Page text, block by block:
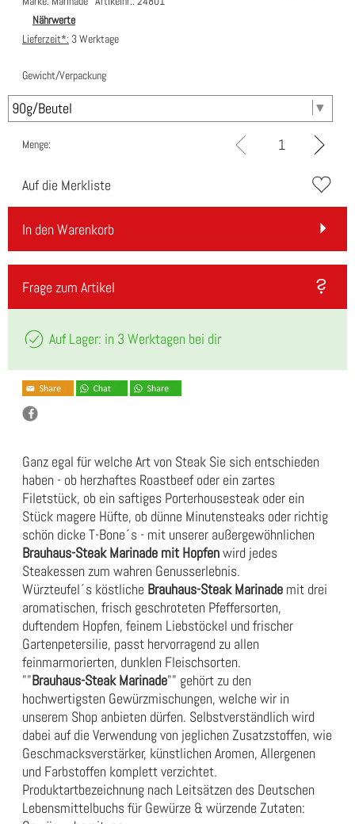
Nährwerte
Lieferzeit*: 3 Werktage
Gewicht/Verpackung
Menge:
Auf die Merkliste
In den Warenkorb
Frage zum Artikel
Auf Lager: in 3 Werktagen bei dir
Ganz egal für welche Art von Steak Sie sich entschieden
haben - ob herzhaftes Roastbeef oder ein zartes
Filetstück, ob ein saftiges Porterhousesteak oder ein
Stück magere Hüfte, ob dünne Minutensteaks oder richtig
schön dicke T-Bone´s - mit unserer außergewöhnlichen
Brauhaus-Steak Marinade mit Hopfenwird jedes
Steakessen zum wahren Genusserlebnis.
Würzteufel´s köstliche Brauhaus-Steak Marinade mit drei
aromatischen, frisch geschroteten Pfeffersorten,
duftendem Hopfen, feinem Liebstöckel und frischer
Gartenpetersilie, passt hervorragend zu allen
feinmarmorierten, dunklen Fleischsorten.
""Brauhaus-Steak Marinade"" gehört zu den
hochwertigsten Gewürzmischungen, welche wir in
unserem Shop anbieten dürfen. Selbstverständlich wird
dabei auf die Verwendung von jeglichen Zusatzstoffen, wie
Geschmacksverstärker, künstlichen Aromen, Allergenen
und Farbstoffen komplett verzichtet.
Produktartbezeichnung nach Leitsätzen des Deutschen
Lebensmittelbuchs für Gewürze & würzende Zutaten: